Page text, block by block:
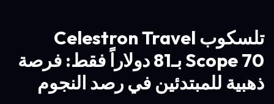
تلسكوب Celestron Travel
Scope 70 بـ81 دولاراً فقط: فرصة
ذهبية للمبتدئين في رصد النجوم